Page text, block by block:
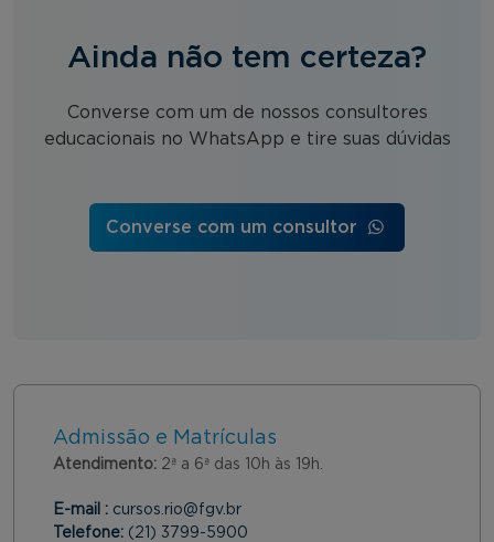
Ainda não tem certeza?
Converse com um de nossos consultores
educacionais no WhatsApp e tire suas dúvidas
Converse com um consultor
Admissão e Matrículas
Atendimento: 2ª a 6ª das 10h às 19h.
E-mail : cursos.rio@fgv.br
Telefone: (21) 3799-5900